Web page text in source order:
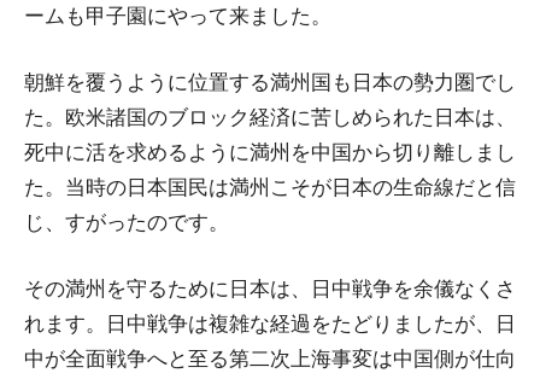
ームも甲子園にやって来ました。
朝鮮を覆うように位置する満州国も日本の勢力圏でし
た。欧米諸国のブロック経済に苦しめられた日本は、
死中に活を求めるように満州を中国から切り離しまし
た。当時の日本国民は満州こそが日本の生命線だと信
じ、すがったのです。
その満州を守るために日本は、日中戦争を余儀なくさ
れます。日中戦争は複雑な経過をたどりましたが、日
中が全面戦争へと至る第二次上海事変は中国側が仕向